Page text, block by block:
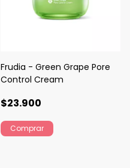
Frudia - Green Grape Pore
Control Cream
$23.900